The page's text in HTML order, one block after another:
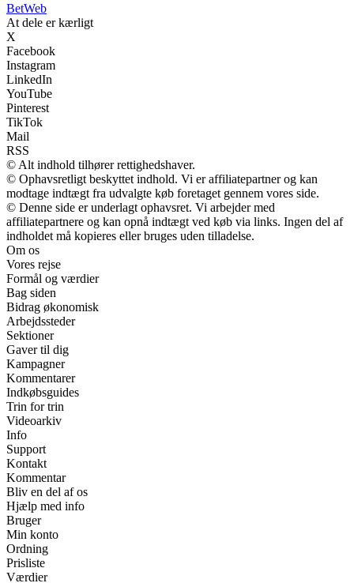
BetWeb
At dele er kærligt
X
Facebook
Instagram
LinkedIn
YouTube
Pinterest
TikTok
Mail
RSS
© Alt indhold tilhører rettighedshaver.
© Ophavsretligt beskyttet indhold. Vi er affiliatepartner og kan
modtage indtægt fra udvalgte køb foretaget gennem vores side.
© Denne side er underlagt ophavsret. Vi arbejder med
affiliatepartnere og kan opnå indtægt ved køb via links. Ingen del af
indholdet må kopieres eller bruges uden tilladelse.
Om os
Vores rejse
Formål og værdier
Bag siden
Bidrag økonomisk
Arbejdssteder
Sektioner
Gaver til dig
Kampagner
Kommentarer
Indkøbsguides
Trin for trin
Videoarkiv
Info
Support
Kontakt
Kommentar
Bliv en del af os
Hjælp med info
Bruger
Min konto
Ordning
Prisliste
Værdier